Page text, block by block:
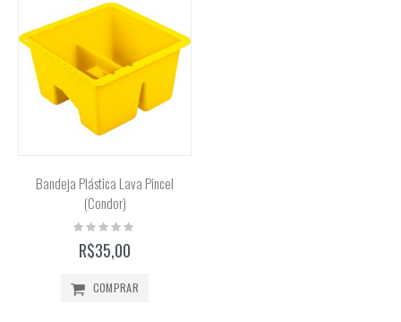
Bandeja Plástica Lava Pincel
(Condor)
Rating:
R$35,00
COMPRAR